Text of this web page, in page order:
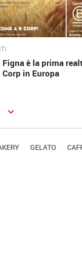
è la prima
in Europa
keyboard_arrow_down
GELATO